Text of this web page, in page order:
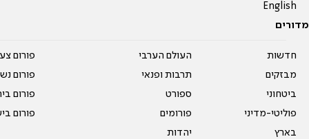
English
מדורים
חדשות
מבזקים
ביטחוני
פוליטי-מדיני
בארץ
העולם הערבי
תרבות ופנאי
ספורט
פורומים
יהדות
פורום
פורום
פורום
פורום